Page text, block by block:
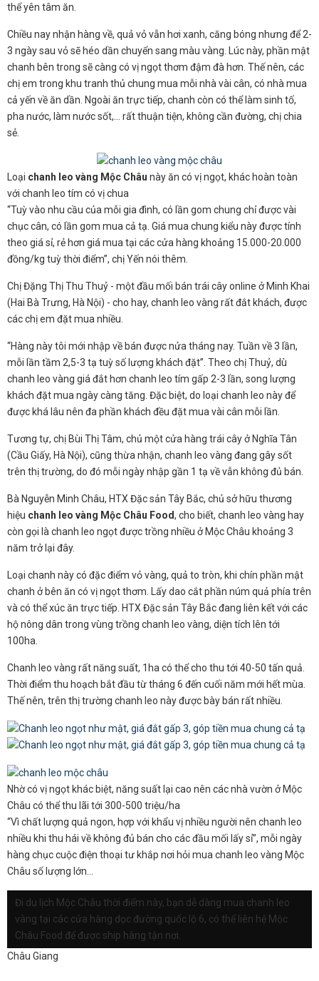
thể yên tâm ăn.
Chiều nay nhận hàng về, quả vỏ vẫn hơi xanh, căng bóng nhưng để 2-
3 ngày sau vỏ sẽ héo dần chuyển sang màu vàng. Lúc này, phần mật
chanh bên trong sẽ càng có vị ngọt thơm đậm đà hơn. Thế nên, các
chị em trong khu tranh thủ chung mua mỗi nhà vài cân, có nhà mua
cả yến về ăn dần. Ngoài ăn trực tiếp, chanh còn có thể làm sinh tố,
pha nước, làm nước sốt,... rất thuận tiện, không cần đường, chị chia
sẻ.
Loại chanh leo vàng Mộc Châu này ăn có vị ngọt, khác hoàn toàn
với chanh leo tím có vị chua
“Tuỳ vào nhu cầu của mỗi gia đình, có lần gom chung chỉ được vài
chục cân, có lần gom mua cả tạ. Giá mua chung kiểu này được tính
theo giá sỉ, rẻ hơn giá mua tại các cửa hàng khoảng 15.000-20.000
đồng/kg tuỳ thời điểm”, chị Yến nói thêm.
Chị Đặng Thị Thu Thuỷ - một đầu mối bán trái cây online ở Minh Khai
(Hai Bà Trưng, Hà Nội) - cho hay, chanh leo vàng rất đắt khách, được
các chị em đặt mua nhiều.
“Hàng này tôi mới nhập về bán được nửa tháng nay. Tuần về 3 lần,
mỗi lần tầm 2,5-3 tạ tuỳ số lượng khách đặt”. Theo chị Thuỷ, dù
chanh leo vàng giá đắt hơn chanh leo tím gấp 2-3 lần, song lượng
khách đặt mua ngày càng tăng. Đặc biệt, do loại chanh leo này để
được khá lâu nên đa phần khách đều đặt mua vài cân mỗi lần.
Tương tự, chị Bùi Thị Tâm, chủ một cửa hàng trái cây ở Nghĩa Tân
(Cầu Giấy, Hà Nội), cũng thừa nhận, chanh leo vàng đang gây sốt
trên thị trường, do đó mỗi ngày nhập gần 1 tạ về vẫn không đủ bán.
Bà Nguyễn Minh Châu, HTX Đặc sản Tây Bắc, chủ sở hữu thương
hiệu chanh leo vàng Mộc Châu Food, cho biết, chanh leo vàng hay
còn gọi là chanh leo ngọt được trồng nhiều ở Mộc Châu khoảng 3
năm trở lại đây.
Loại chanh này có đặc điểm vỏ vàng, quả to tròn, khi chín phần mật
chanh ở bên ăn có vị ngọt thơm. Lấy dao cắt phần núm quả phía trên
và có thể xúc ăn trực tiếp. HTX Đặc sản Tây Bắc đang liên kết với các
hộ nông dân trong vùng trồng chanh leo vàng, diện tích lên tới
100ha.
Chanh leo vàng rất năng suất, 1ha có thể cho thu tới 40-50 tấn quả.
Thời điểm thu hoạch bắt đầu từ tháng 6 đến cuối năm mới hết mùa.
Thế nên, trên thị trường chanh leo này được bày bán rất nhiều.
Nhờ có vị ngọt khác biệt, năng suất lại cao nên các nhà vườn ở Mộc
Châu có thể thu lãi tới 300-500 triệu/ha
“Vì chất lượng quả ngon, hợp với khẩu vị nhiều người nên chanh leo
nhiều khi thu hái về không đủ bán cho các đầu mối lấy sỉ”, mỗi ngày
hàng chục cuộc điện thoại tư khắp nơi hỏi mua chanh leo vàng Mộc
Châu số lượng lớn...
Đi du lịch Mộc Châu thời điểm này, bạn dễ dàng mua chanh leo
vàng tại các cửa hàng dọc đường quốc lộ 6, có thể liên hệ Mộc
Châu Food để được ship hàng tận nơi.
Châu Giang